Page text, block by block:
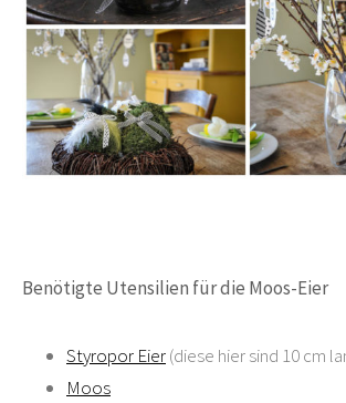
Benötigte Utensilien für die Moos-Eier
Styropor Eier(diese hier sind 10 cm
Moos